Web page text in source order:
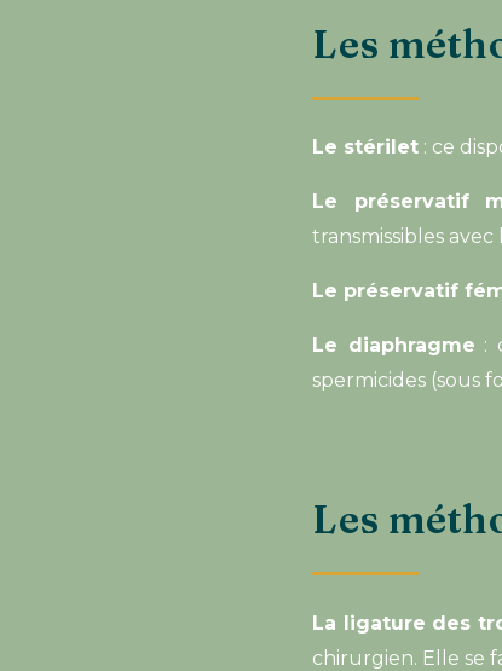
Les
Le stérilet : ce
Le préservatif
transmissibles
Le préservatif
Le diaphragme :
spermicides (sous
Les
La ligature des
chirurgien. Elle se